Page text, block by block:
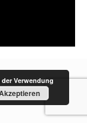
Verwendung